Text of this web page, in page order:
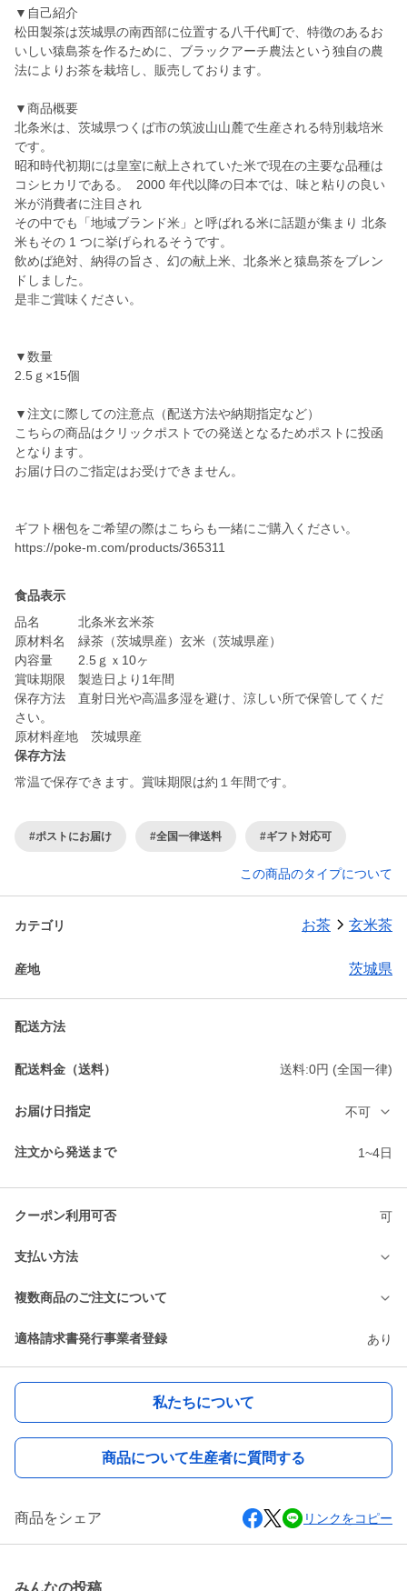
▼自己紹介
松田製茶は茨城県の南西部に位置する八千代町で、特徴のあるお
いしい猿島茶を作るために、ブラックアーチ農法という独自の農
法によりお茶を栽培し、販売しております。
▼商品概要
北条米は、茨城県つくば市の筑波山山麓で生産される特別栽培米
です。
昭和時代初期には皇室に献上されていた米で現在の主要な品種は
コシヒカリである。 2000 年代以降の日本では、味と粘りの良い
米が消費者に注目され
その中でも「地域ブランド米」と呼ばれる米に話題が集まり 北条
米もその 1 つに挙げられるそうです。
飲めば絶対、納得の旨さ、幻の献上米、北条米と猿島茶をブレン
ドしました。
是非ご賞味ください。
▼数量
2.5ｇ×15個
▼注文に際しての注意点（配送方法や納期指定など）
こちらの商品はクリックポストでの発送となるためポストに投函
となります。
お届け日のご指定はお受けできません。
ギフト梱包をご希望の際はこちらも一緒にご購入ください。
https://poke-m.com/products/365311
食品表示
品名 北条米玄米茶
原材料名 緑茶（茨城県産）玄米（茨城県産）
内容量 2.5ｇｘ10ヶ
賞味期限 製造日より1年間
保存方法 直射日光や高温多湿を避け、涼しい所で保管してくだ
さい。
原材料産地 茨城県産
保存方法
常温で保存できます。賞味期限は約１年間です。
#ポストにお届け #全国一律送料 #ギフト対応可
この商品のタイプについて
カテゴリ お茶 玄米茶
産地 茨城県
配送方法
配送料金（送料） 送料:0円 (全国一律)
お届け日指定 不可
注文から発送まで 1~4日
クーポン利用可否 可
支払い方法
複数商品のご注文について
適格請求書発行事業者登録 あり
私たちについて
商品について生産者に質問する
商品をシェア リンクをコピー